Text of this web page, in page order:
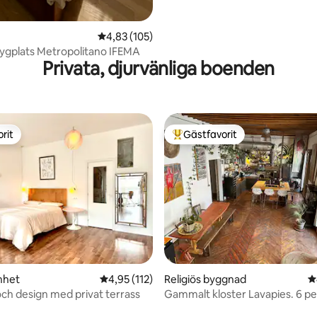
4,83 av 5 i genomsnittligt betyg, 105
4,83 (105)
Metropolitano IFEMA
Privata, djurvänliga boenden
betyg, 388 omdömen
4,95 av 5 i genomsnittligt betyg, 112
4,95 (112)
design med privat terrass
Populär gästfavorit
Gästfavorit
Religiös byggnad
Gammalt kloster Lavapies. 6